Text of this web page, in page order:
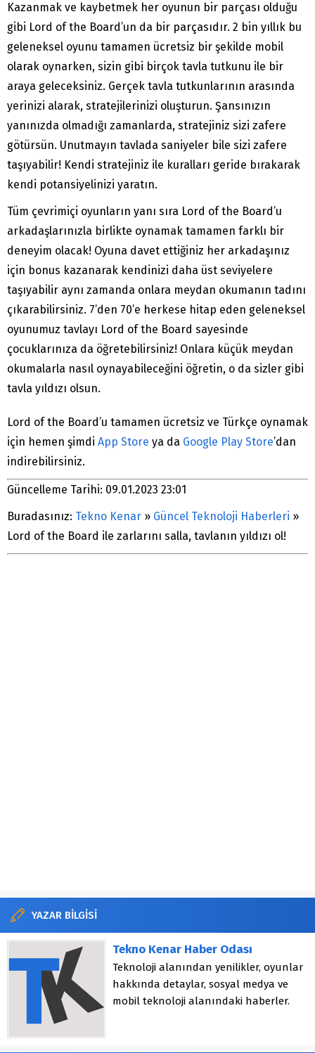
Kazanmak ve kaybetmek her oyunun bir parçası olduğu
gibi Lord of the Board’un da bir parçasıdır. 2 bin yıllık bu
geleneksel oyunu tamamen ücretsiz bir şekilde mobil
olarak oynarken, sizin gibi birçok tavla tutkunu ile bir
araya geleceksiniz. Gerçek tavla tutkunlarının arasında
yerinizi alarak, stratejilerinizi oluşturun. Şansınızın
yanınızda olmadığı zamanlarda, stratejiniz sizi zafere
götürsün. Unutmayın tavlada saniyeler bile sizi zafere
taşıyabilir! Kendi stratejiniz ile kuralları geride bırakarak
kendi potansiyelinizi yaratın.
Tüm çevrimiçi oyunların yanı sıra Lord of the Board’u
arkadaşlarınızla birlikte oynamak tamamen farklı bir
deneyim olacak! Oyuna davet ettiğiniz her arkadaşınız
için bonus kazanarak kendinizi daha üst seviyelere
taşıyabilir aynı zamanda onlara meydan okumanın tadını
çıkarabilirsiniz. 7’den 70’e herkese hitap eden geleneksel
oyunumuz tavlayı Lord of the Board sayesinde
çocuklarınıza da öğretebilirsiniz! Onlara küçük meydan
okumalarla nasıl oynayabileceğini öğretin, o da sizler gibi
tavla yıldızı olsun.
Lord of the Board’u tamamen ücretsiz ve Türkçe oynamak
için hemen şimdi App Store ya da Google Play Store’dan
indirebilirsiniz.
Güncelleme Tarihi: 09.01.2023 23:01
Buradasınız: Tekno Kenar » Güncel Teknoloji Haberleri »
Lord of the Board ile zarlarını salla, tavlanın yıldızı ol!
YAZAR BİLGİSİ
Tekno Kenar Haber Odası
Teknoloji alanından yenilikler, oyunlar
hakkında detaylar, sosyal medya ve
mobil teknoloji alanındaki haberler.